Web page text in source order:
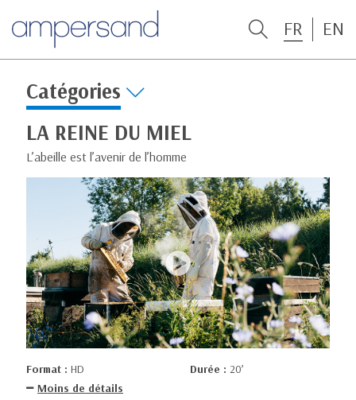
FR EN
Catégories
LA REINE DU MIEL
L’abeille est l’avenir de l’homme
Format : HD Durée : 20’
Moins de détails